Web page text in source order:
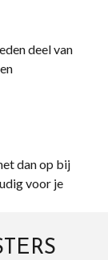
deel van
dan op bij
voor je